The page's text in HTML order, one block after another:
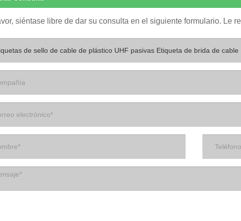
siéntase libre de dar su consulta en el siguiente formulario. Le